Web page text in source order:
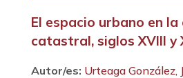
El espacio urbano en
catastral, siglos XVIII y
Autor/es: Urteaga González,